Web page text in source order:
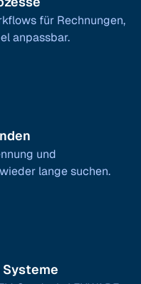
für Rechnungen,
anpassbar.
und
lange suchen.